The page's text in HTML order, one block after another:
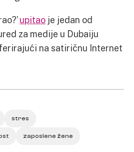
upitao je jedan od
za medije u Dubaiju
na satiričnu Internet
stres
zaposlene žene